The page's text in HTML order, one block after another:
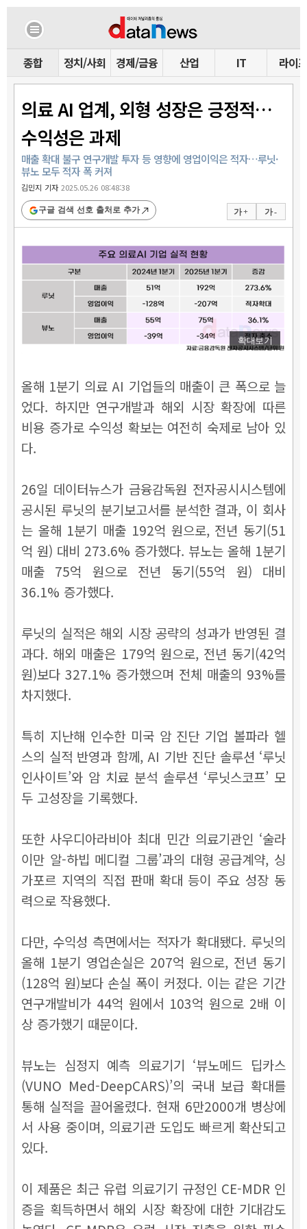
종합 정치/사회 경제/금융 산업 IT 라이프
의료 AI 업계, 외형 성장은 긍정적…
수익성은 과제
매출 확대 불구 연구개발 투자 등 영향에 영업이익은 적자…루닛·
뷰노 모두 적자 폭 커져
김민지 기자2025.05.26 08:48:38
가 + 가 -
구글 검색 선호 출처로 추가
확대보기
올해 1분기 의료 AI 기업들의 매출이 큰 폭으로 늘
었다. 하지만 연구개발과 해외 시장 확장에 따른
비용 증가로 수익성 확보는 여전히 숙제로 남아 있
다.
26일 데이터뉴스가 금융감독원 전자공시시스템에
공시된 루닛의 분기보고서를 분석한 결과, 이 회사
는 올해 1분기 매출 192억 원으로, 전년 동기(51
억 원) 대비 273.6% 증가했다. 뷰노는 올해 1분기
매출 75억 원으로 전년 동기(55억 원) 대비
36.1% 증가했다.
루닛의 실적은 해외 시장 공략의 성과가 반영된 결
과다. 해외 매출은 179억 원으로, 전년 동기(42억
원)보다 327.1% 증가했으며 전체 매출의 93%를
차지했다.
특히 지난해 인수한 미국 암 진단 기업 볼파라 헬
스의 실적 반영과 함께, AI 기반 진단 솔루션 ‘루닛
인사이트’와 암 치료 분석 솔루션 ‘루닛스코프’ 모
두 고성장을 기록했다.
또한 사우디아라비아 최대 민간 의료기관인 ‘술라
이만 알-하빕 메디컬 그룹’과의 대형 공급계약, 싱
가포르 지역의 직접 판매 확대 등이 주요 성장 동
력으로 작용했다.
다만, 수익성 측면에서는 적자가 확대됐다. 루닛의
올해 1분기 영업손실은 207억 원으로, 전년 동기
(128억 원)보다 손실 폭이 커졌다. 이는 같은 기간
연구개발비가 44억 원에서 103억 원으로 2배 이
상 증가했기 때문이다.
뷰노는 심정지 예측 의료기기 ‘뷰노메드 딥카스
(VUNO Med-DeepCARS)’의 국내 보급 확대를
통해 실적을 끌어올렸다. 현재 6만2000개 병상에
서 사용 중이며, 의료기관 도입도 빠르게 확산되고
있다.
이 제품은 최근 유럽 의료기기 규정인 CE-MDR 인
증을 획득하면서 해외 시장 확장에 대한 기대감도